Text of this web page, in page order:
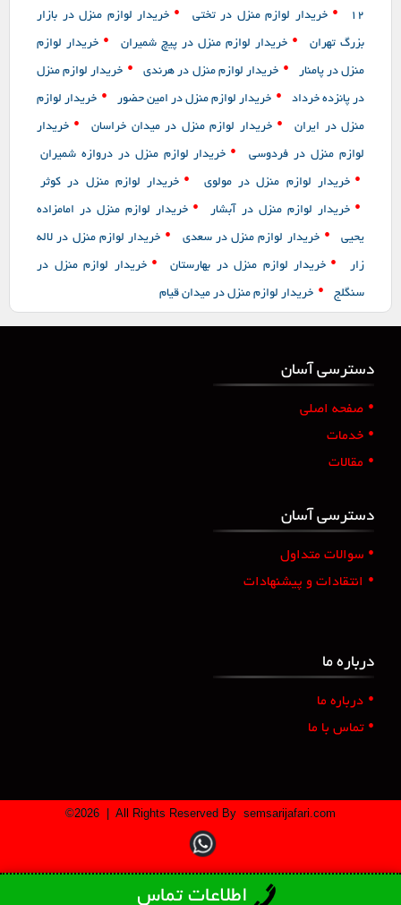
اطلاعات تماس
12
• خریدار لوازم منزل در تختی • خریدار لوازم منزل در بازار
بزرگ تهران • خریدار لوازم منزل در پیچ شمیران • خریدار لوازم
منزل در پامنار • خریدار لوازم منزل در هرندی • خریدار لوازم منزل
در پانزده خرداد • خریدار لوازم منزل در امین حضور • خریدار لوازم
منزل در ایران • خریدار لوازم منزل در میدان خراسان • خریدار
لوازم منزل در فردوسی • خریدار لوازم منزل در دروازه شمیران
• خریدار لوازم منزل در مولوی • خریدار لوازم منزل در کوثر
• خریدار لوازم منزل در آبشار • خریدار لوازم منزل در امامزاده
یحیی • خریدار لوازم منزل در سعدی • خریدار لوازم منزل در لاله
زار • خریدار لوازم منزل در بهارستان • خریدار لوازم منزل در
سنگلج • خریدار لوازم منزل در میدان قیام
دسترسی آسان
• صفحه اصلی
• خدمات
• مقالات
دسترسی آسان
• سوالات متداول
• انتقادات و پیشنهادات
درباره ما
• درباره ما
• تماس با ما
©2026 | All Rights Reserved By semsarijafari.com